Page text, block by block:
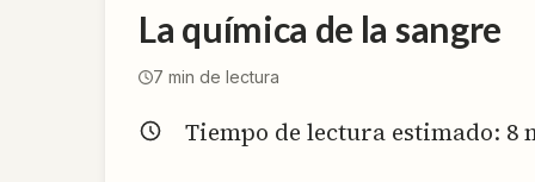
La química de la sangre
7 min de lectura
Tiempo de lectura estimado: 8